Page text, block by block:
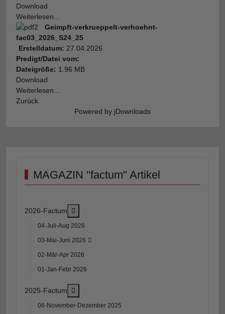
Download
Weiterlesen...
Geimpft-verkrueppelt-verhoehnt-
fac03_2026_S24_25
Erstelldatum: 27.04.2026
Predigt/Datei vom:
Dateigröße: 1.96 MB
Download
Weiterlesen...
Zurück
Powered by jDownloads
MAGAZIN "factum" Artikel
2026-Factum
04-Juli-Aug 2026
03-Mai-Juni 2026
02-Mär-Apr 2026
01-Jan-Febr 2026
2025-Factum
06-November-Dezember 2025